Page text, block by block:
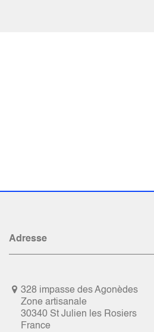
Adresse
328 impasse des Agonèdes
Zone artisanale
30340 St Julien les Rosiers
France